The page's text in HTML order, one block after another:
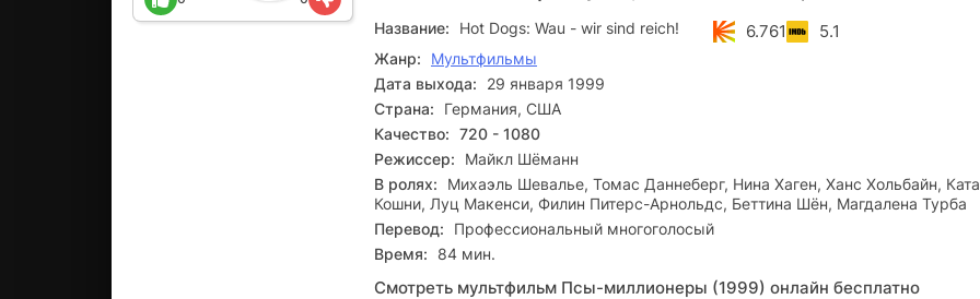
Название: Hot Dogs: Wau - wir sind reich! 6.761 5.1
Жанр:
Мультфильмы
Дата выхода:
29 января 1999
Страна:
Германия, США
Качество: 720 - 1080
Режиссер:
Майкл Шёманн
В ролях:
Михаэль Шевалье, Томас Даннеберг, Нина Хаген, Ханс Хольбайн,
Кошни, Луц Макенси, Филин Питерс-Арнольдс, Беттина Шён, Магдалена Турба
Перевод:
Профессиональный многоголосый
Время:
84 мин.
Смотреть мультфильм Псы-миллионеры (1999) онлайн бесплатно